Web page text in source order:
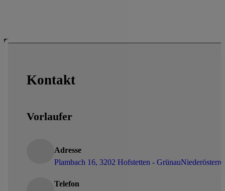
Kontakt
Vorlaufer
Adresse
Plambach 16, 3202 Hofstetten - Grünau
Telefon